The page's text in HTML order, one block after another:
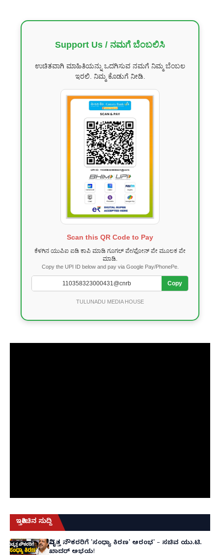
Support Us / ನಮಗೆ ಬೆಂಬಲಿಸಿ
ಉಚಿತವಾಗಿ ಮಾಹಿತಿಯನ್ನು ಒದಗಿಸುವ ನಮಗೆ ನಿಮ್ಮ ಬೆಂಬಲ
ಇರಲಿ. ನಿಮ್ಮ ಕೊಡುಗೆ ನೀಡಿ.
Scan this QR Code to Pay
ಕೆಳಗಿನ ಯುಪಿಐ ಐಡಿ ಕಾಪಿ ಮಾಡಿ ಗೂಗಲ್ ಪೇ/ಫೋನ್ ಪೇ ಮೂಲಕ ಪೇ
ಮಾಡಿ.
Copy the UPI ID below and pay via Google Pay/PhonePe.
Copy
TULUNADU MEDIA HOUSE
ಇತ್ತೀಚಿನ ಸುದ್ದಿ
ನಿವೃತ್ತ ನೌಕರರಿಗೆ 'ಸಂಧ್ಯಾ ಕಿರಣ' ಆರಂಭ' – ಸಚಿವ ಯು.ಟಿ.
ಖಾದರ್ ಅಭಯ!